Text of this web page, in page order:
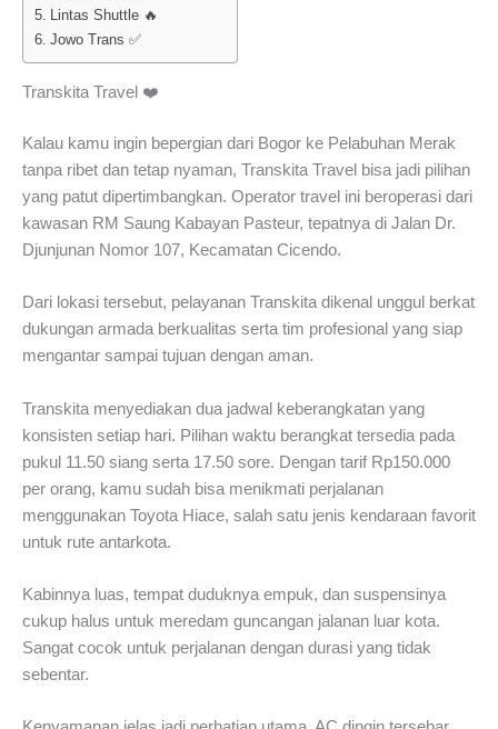
Lintas Shuttle 🔥
Jowo Trans ✅
Transkita Travel ❤️
Kalau kamu ingin bepergian dari Bogor ke Pelabuhan Merak
tanpa ribet dan tetap nyaman, Transkita Travel bisa jadi pilihan
yang patut dipertimbangkan. Operator travel ini beroperasi dari
kawasan RM Saung Kabayan Pasteur, tepatnya di Jalan Dr.
Djunjunan Nomor 107, Kecamatan Cicendo.
Dari lokasi tersebut, pelayanan Transkita dikenal unggul berkat
dukungan armada berkualitas serta tim profesional yang siap
mengantar sampai tujuan dengan aman.
Transkita menyediakan dua jadwal keberangkatan yang
konsisten setiap hari. Pilihan waktu berangkat tersedia pada
pukul 11.50 siang serta 17.50 sore. Dengan tarif Rp150.000
per orang, kamu sudah bisa menikmati perjalanan
menggunakan Toyota Hiace, salah satu jenis kendaraan favorit
untuk rute antarkota.
Kabinnya luas, tempat duduknya empuk, dan suspensinya
cukup halus untuk meredam guncangan jalanan luar kota.
Sangat cocok untuk perjalanan dengan durasi yang tidak
sebentar.